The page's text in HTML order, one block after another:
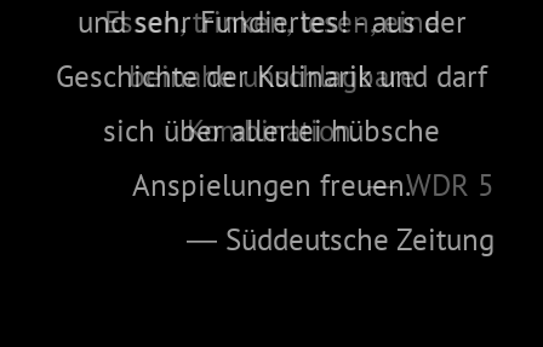
und sehr Fundiertes! - aus der
Geschichte der Kulinarik und darf
sich über allerlei hübsche
Anspielungen freuen.
― Süddeutsche Zeitung
Essen, trinken, lesen, eine
beinahe unschlagbare
Kombination.
― WDR 5